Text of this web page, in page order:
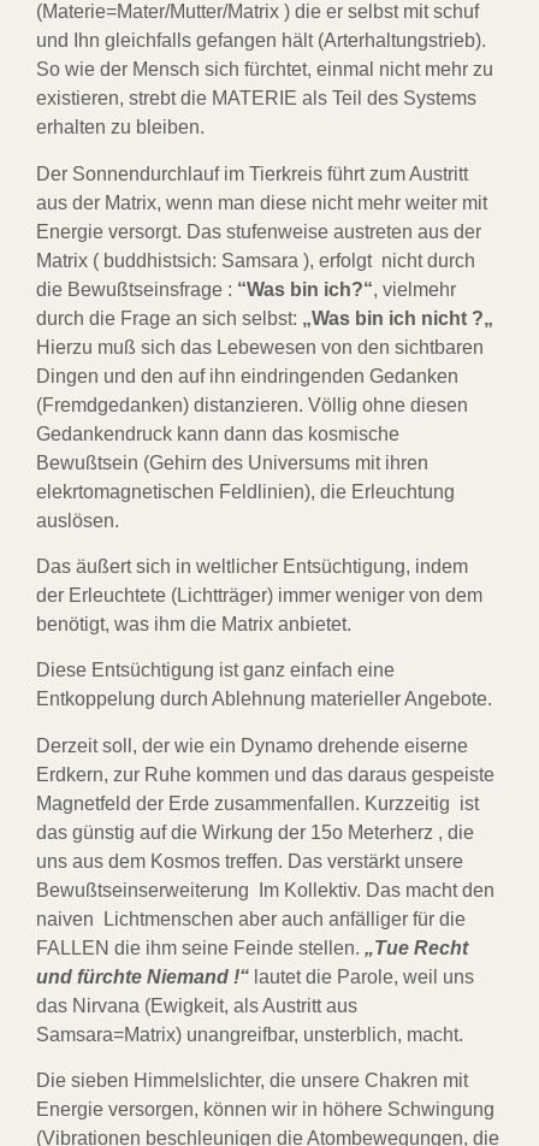
(Materie=Mater/Mutter/Matrix ) die er selbst mit schuf
und
Ihn gleichfalls gefangen hält (Arterhaltungstrieb).
So wie der Mensch sich fürchtet, einmal nicht mehr zu
existieren, strebt die MATERIE als Teil des Systems
erhalten zu bleiben.
Der Sonnendurchlauf im Tierkreis führt zum Austritt
aus der Matrix, wenn man diese nicht mehr weiter mit
Energie versorgt. Das stufenweise austreten aus der
Matrix ( buddhistsich: Samsara ), erfolgt nicht durch
die Bewußtseinsfrage : “Was bin ich?“, vielmehr
durch die Frage an sich selbst: „Was bin ich nicht ?„
Hierzu muß sich das Lebewesen von den sichtbaren
Dingen und den auf ihn eindringenden Gedanken
(Fremdgedanken) distanzieren. Völlig ohne diesen
Gedankendruck kann dann das kosmische
Bewußtsein (Gehirn des Universums mit ihren
elekrtomagnetischen Feldlinien), die Erleuchtung
auslösen.
Das äußert sich in weltlicher Entsüchtigung, indem
der Erleuchtete (Lichtträger) immer weniger von dem
benötigt, was ihm die Matrix anbietet.
Diese Entsüchtigung ist ganz einfach eine
Entkoppelung durch Ablehnung materieller Angebote.
Derzeit soll, der wie ein Dynamo drehende eiserne
Erdkern, zur Ruhe kommen und das daraus gespeiste
Magnetfeld der Erde zusammenfallen. Kurzzeitig ist
das günstig auf die Wirkung der 15o Meterherz , die
uns aus dem Kosmos treffen. Das verstärkt unsere
Bewußtseinserweiterung
Im Kollektiv. Das macht den
naiven Lichtmenschen aber auch anfälliger für die
FALLEN die ihm seine Feinde stellen. „Tue Recht
und fürchte Niemand !“ lautet die Parole, weil uns
das Nirvana (Ewigkeit, als Austritt aus
Samsara=Matrix) unangreifbar, unsterblich, macht.
Die sieben Himmelslichter, die unsere Chakren mit
Energie versorgen, können wir in höhere Schwingung
(Vibrationen beschleunigen die Atombewegungen, die